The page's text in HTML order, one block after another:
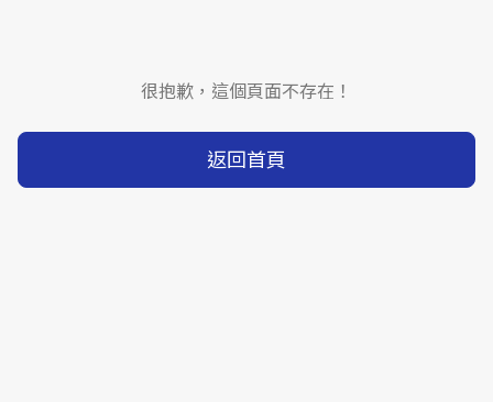
很抱歉，這個頁面不存在！
返回首頁